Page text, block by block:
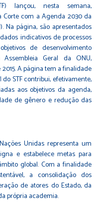
lançou, nesta semana,
com a Agenda 2030 da
Na página, são apresentados
indicativos de processos
de desenvolvimento
Assembleia Geral da ONU,
A página tem a finalidade
STF contribui, efetivamente,
aos objetivos da agenda,
de gênero e redução das
Unidas representa um
e estabelece metas para
global. Com a finalidade
a consolidação dos
de atores do Estado, da
própria academia.